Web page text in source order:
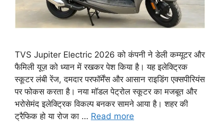
TVS Jupiter Electric 2026 को कंपनी ने डेली कम्यूटर और
फैमिली यूज़ को ध्यान में रखकर पेश किया है। यह इलेक्ट्रिक
स्कूटर लंबी रेंज, दमदार परफॉर्मेंस और आसान राइडिंग एक्सपीरियंस
पर फोकस करता है। नया मॉडल पेट्रोल स्कूटर का मजबूत और
भरोसेमंद इलेक्ट्रिक विकल्प बनकर सामने आया है। शहर की
ट्रैफिक हो या रोज का … Read more